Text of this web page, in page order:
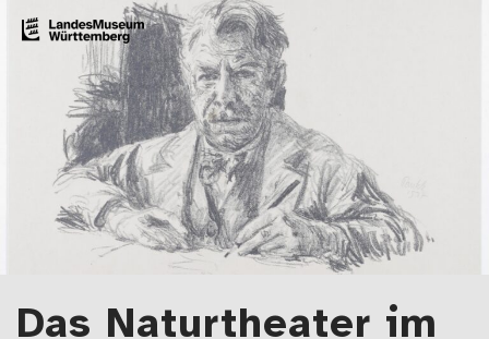
Zum Artikel springen LMW-Blog
Der Blog des Landesmuseums Württemberg
Das Naturtheater im